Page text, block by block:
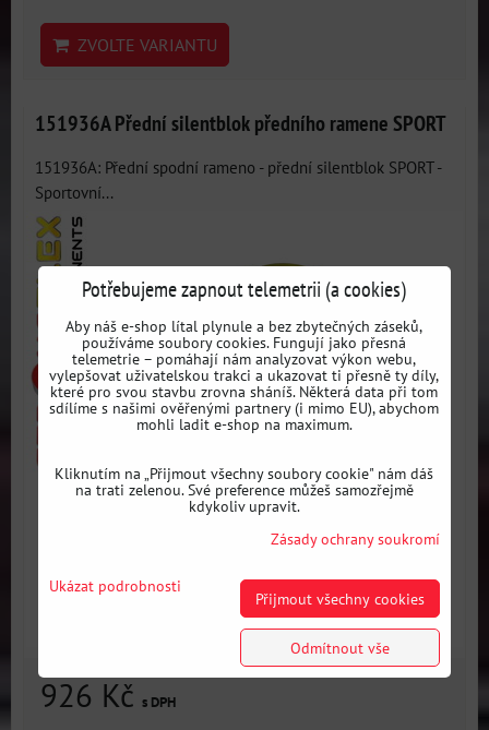
ZVOLTE VARIANTU
151936A Přední silentblok předního ramene SPORT
151936A: Přední spodní rameno - přední silentblok SPORT -
Sportovní...
926 Kč s DPH
Potřebujeme zapnout telemetrii (a cookies)
Aby náš e-shop lítal plynule a bez zbytečných záseků,
používáme soubory cookies. Fungují jako přesná
telemetrie – pomáhají nám analyzovat výkon webu,
vylepšovat uživatelskou trakci a ukazovat ti přesně ty díly,
které pro svou stavbu zrovna sháníš. Některá data při tom
sdílíme s našimi ověřenými partnery (i mimo EU), abychom
mohli ladit e-shop na maximum.
Kliknutím na „Přijmout všechny soubory cookie" nám dáš
na trati zelenou. Své preference můžeš samozřejmě
kdykoliv upravit.
Zásady ochrany soukromí
Ukázat podrobnosti
Přijmout všechny cookies
Odmítnout vše